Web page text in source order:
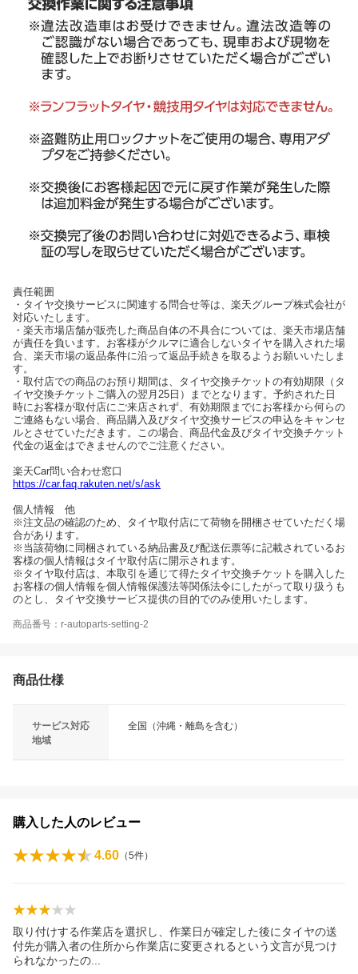
責任範囲
・タイヤ交換サービスに関連する問合せ等は、楽天グループ株式会社が
対応いたします。
・楽天市場店舗が販売した商品自体の不具合については、楽天市場店舗
が責任を負います。お客様がクルマに適合しないタイヤを購入された場
合、楽天市場の返品条件に沿って返品手続きを取るようお願いいたしま
す。
・取付店での商品のお預り期間は、タイヤ交換チケットの有効期限（タ
イヤ交換チケットご購入の翌月25日）までとなります。予約された日
時にお客様が取付店にご来店されず、有効期限までにお客様から何らの
ご連絡もない場合、商品購入及びタイヤ交換サービスの申込をキャンセ
ルとさせていただきます。この場合、商品代金及びタイヤ交換チケット
代金の返金はできませんのでご注意ください。
楽天Car問い合わせ窓口
https://car.faq.rakuten.net/s/ask
個人情報 他
※注文品の確認のため、タイヤ取付店にて荷物を開梱させていただく場
合があります。
※当該荷物に同梱されている納品書及び配送伝票等に記載されているお
客様の個人情報はタイヤ取付店に開示されます。
※タイヤ取付店は、本取引を通じて得たタイヤ交換チケットを購入した
お客様の個人情報を個人情報保護法等関係法令にしたがって取り扱うも
のとし、タイヤ交換サービス提供の目的でのみ使用いたします。
商品番号：r-autoparts-setting-2
商品仕様
サービス対応
地域
全国（沖縄・離島を含む）
購入した人のレビュー
4.60 （5件）
取り付けする作業店を選択し、作業日が確定した後にタイヤの送
付先が購入者の住所から作業店に変更されるという文言が見つけ
られなかったの